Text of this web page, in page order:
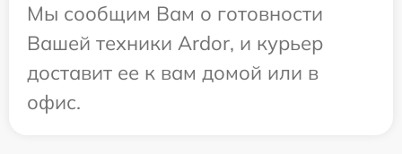
Мы сообщим Вам о готовности
Вашей техники Ardor, и курьер
доставит ее к вам домой или в
офис.